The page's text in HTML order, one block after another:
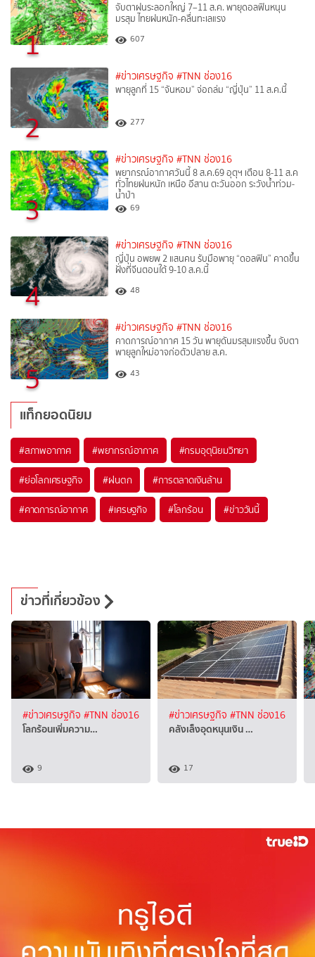
1
จับตาฝนระลอกใหญ่ 7–11 ส.ค. พายุดอลฟินหนุน
มรสุม ไทยฝนหนัก-คลื่นทะเลแรง
607
2
#ข่าวเศรษฐกิจ #TNN ช่อง16
พายุลูกที่ 15 “จันหอม” จ่อถล่ม “ญี่ปุ่น” 11 ส.ค.นี้
277
3
#ข่าวเศรษฐกิจ #TNN ช่อง16
พยากรณ์อากาศวันนี้ 8 ส.ค.69 อุตุฯ เตือน 8-11 ส.ค
ทั่วไทยฝนหนัก เหนือ อีสาน ตะวันออก ระวังน้ำท่วม-
น้ำป่า
69
4
#ข่าวเศรษฐกิจ #TNN ช่อง16
ญี่ปุ่น อพยพ 2 แสนคน รับมือพายุ “ดอลฟิน” คาดขึ้น
ฝั่งที่จีนตอนใต้ 9-10 ส.ค.นี้
48
5
#ข่าวเศรษฐกิจ #TNN ช่อง16
คาดการณ์อากาศ 15 วัน พายุดันมรสุมแรงขึ้น จับตา
พายุลูกใหม่อาจก่อตัวปลาย ส.ค.
43
แท็กยอดนิยม
#สภาพอากาศ #พยากรณ์อากาศ #กรมอุตุนิยมวิทยา
#ย่อโลกเศรษฐกิจ #ฝนตก #การตลาดเงินล้าน
#คาดการณ์อากาศ #เศรษฐกิจ #โลกร้อน #ข่าววันนี้
ข่าวที่เกี่ยวข้อง
#ข่าวเศรษฐกิจ #TNN ช่อง16
โลกร้อนเพิ่มความ…
9
#ข่าวเศรษฐกิจ #TNN ช่อง16
คลังเล็งอุดหนุนเงิน …
17